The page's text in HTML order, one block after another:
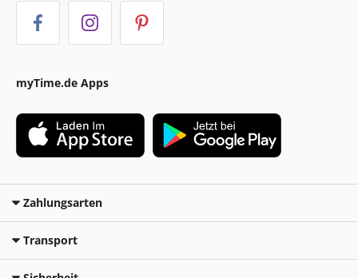
myTime.de Apps
Zahlungsarten
Transport